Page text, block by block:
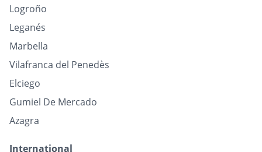
Logroño
Leganés
Marbella
Vilafranca del Penedès
Elciego
Gumiel De Mercado
Azagra
International